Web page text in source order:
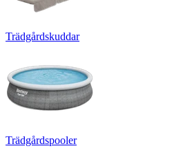
Trädgårdskuddar
Trädgårdspooler